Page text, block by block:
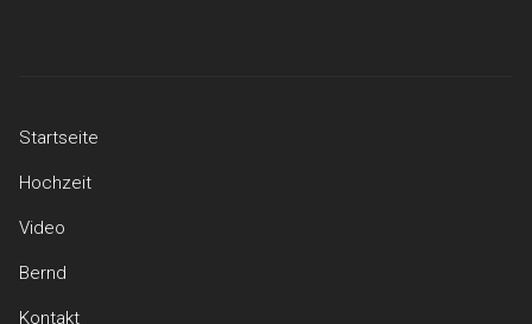
Startseite
Hochzeit
Video
Bernd
Kontakt